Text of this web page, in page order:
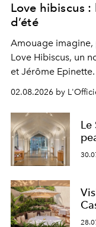
Love hibiscus
d’été
Amouage imagine,
Love Hibiscus, un
et Jérôme
à fait irrésistible.
02.08.2026 by
Le